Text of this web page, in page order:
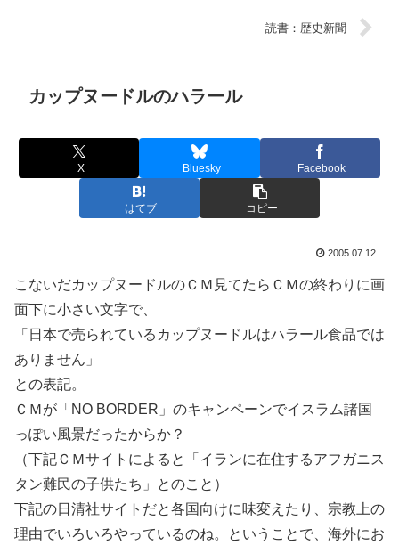
読書：歴史新聞
カップヌードルのハラール
X Bluesky Facebook
はてブ コピー
2005.07.12
こないだカップヌードルのＣＭ見てたらＣＭの終わりに画
面下に小さい文字で、
「日本で売られているカップヌードルはハラール食品では
ありません」
との表記。
ＣＭが「NO BORDER」のキャンペーンでイスラム諸国
っぽい風景だったからか？
（下記ＣＭサイトによると「イランに在住するアフガニス
タン難民の子供たち」とのこと）
下記の日清社サイトだと各国向けに味変えたり、宗教上の
理由でいろいろやっているのね。ということで、海外にお